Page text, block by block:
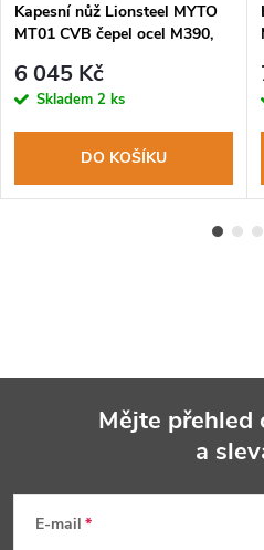
Kapesní nůž Lionsteel MYTO
MT01 CVB čepel ocel M390,
6 045 Kč
Skladem 2 ks
DO KOŠÍKU
Mějte přehled
a
E-mail